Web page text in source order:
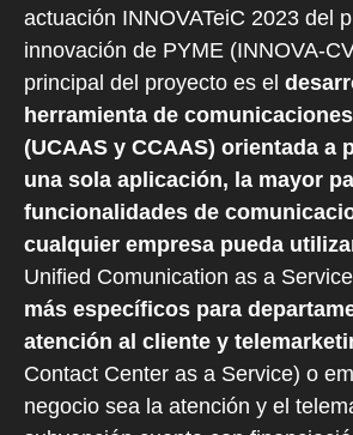
actuación INNOVATeiC 2023 del
innovación de PYME (INNOVA-
principal del proyecto es el
herramienta de
(UCAAS y CCAAS) orientada a
una sola aplicación, la mayor
funcionalidades de
cualquier empresa pueda
Unified Comunication as a
más específicos para
atención al cliente y
Contact Center as a Service) o
negocio sea la atención y el